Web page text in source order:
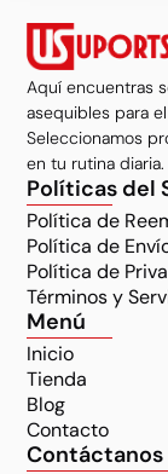
Aquí encuentras
asequibles para
Seleccionamos
en tu rutina diaria.
Menú
Inicio
Tienda
Blog
Contacto
Políticas del
Política de
Política de
Política de
Términos y
Contáctanos